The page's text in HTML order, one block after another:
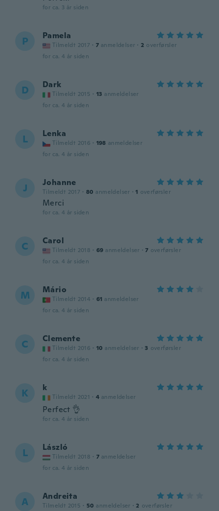
for ca. 3 år siden
P Pamela
Tilmeldt 2017 · 7 anmeldelser · 2 overførsler
for ca. 4 år siden
D Dark
Tilmeldt 2015 · 13 anmeldelser
for ca. 4 år siden
L Lenka
Tilmeldt 2016 · 198 anmeldelser
for ca. 4 år siden
J Johanne
Tilmeldt 2017 · 80 anmeldelser · 1 overførsler
Merci
for ca. 4 år siden
C Carol
Tilmeldt 2018 · 69 anmeldelser · 7 overførsler
for ca. 4 år siden
M Mário
Tilmeldt 2014 · 61 anmeldelser
for ca. 4 år siden
C Clemente
Tilmeldt 2016 · 10 anmeldelser · 3 overførsler
for ca. 4 år siden
K k
Tilmeldt 2021 · 4 anmeldelser
Perfect 👌
for ca. 4 år siden
L László
Tilmeldt 2018 · 7 anmeldelser
for ca. 4 år siden
A Andreita
Tilmeldt 2015 · 50 anmeldelser · 2 overførsler